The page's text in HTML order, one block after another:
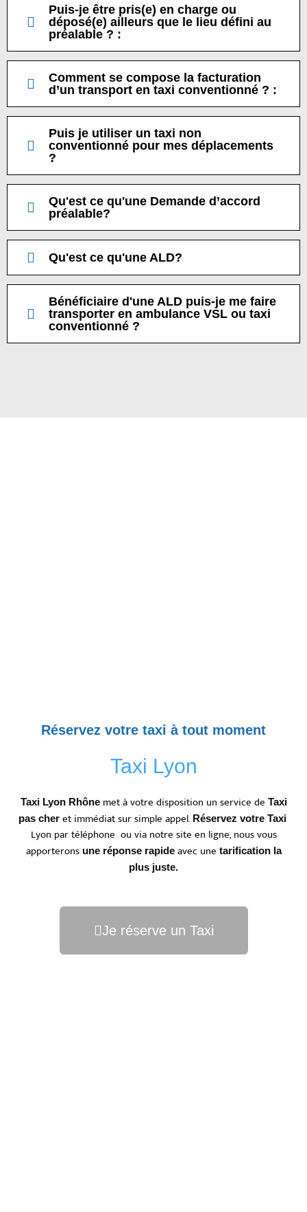
Puis-je être pris(e) en charge ou
déposé(e) ailleurs que le lieu défini au
préalable ? :
Comment se compose la facturation
d’un transport en taxi conventionné ? :
Puis je utiliser un taxi non
conventionné pour mes déplacements
?
Qu'est ce qu'une Demande d’accord
préalable?
Qu'est ce qu'une ALD?
Bénéficiaire d'une ALD puis-je me faire
transporter en ambulance VSL ou taxi
conventionné ?
Réservez votre taxi à tout moment
Taxi Lyon
Taxi Lyon Rhônemet à votre disposition un service de Taxi
pas cheret immédiat sur simple appel. Réservez votre Taxi
Lyon par téléphone ou via notre site en ligne, nous vous
apporterons une réponse rapideavec une tarification la
plus juste.
Je réserve un Taxi